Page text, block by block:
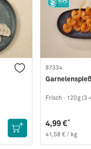
87334
Frisch · 120g (3-
4,99 €*
41,58 € / kg